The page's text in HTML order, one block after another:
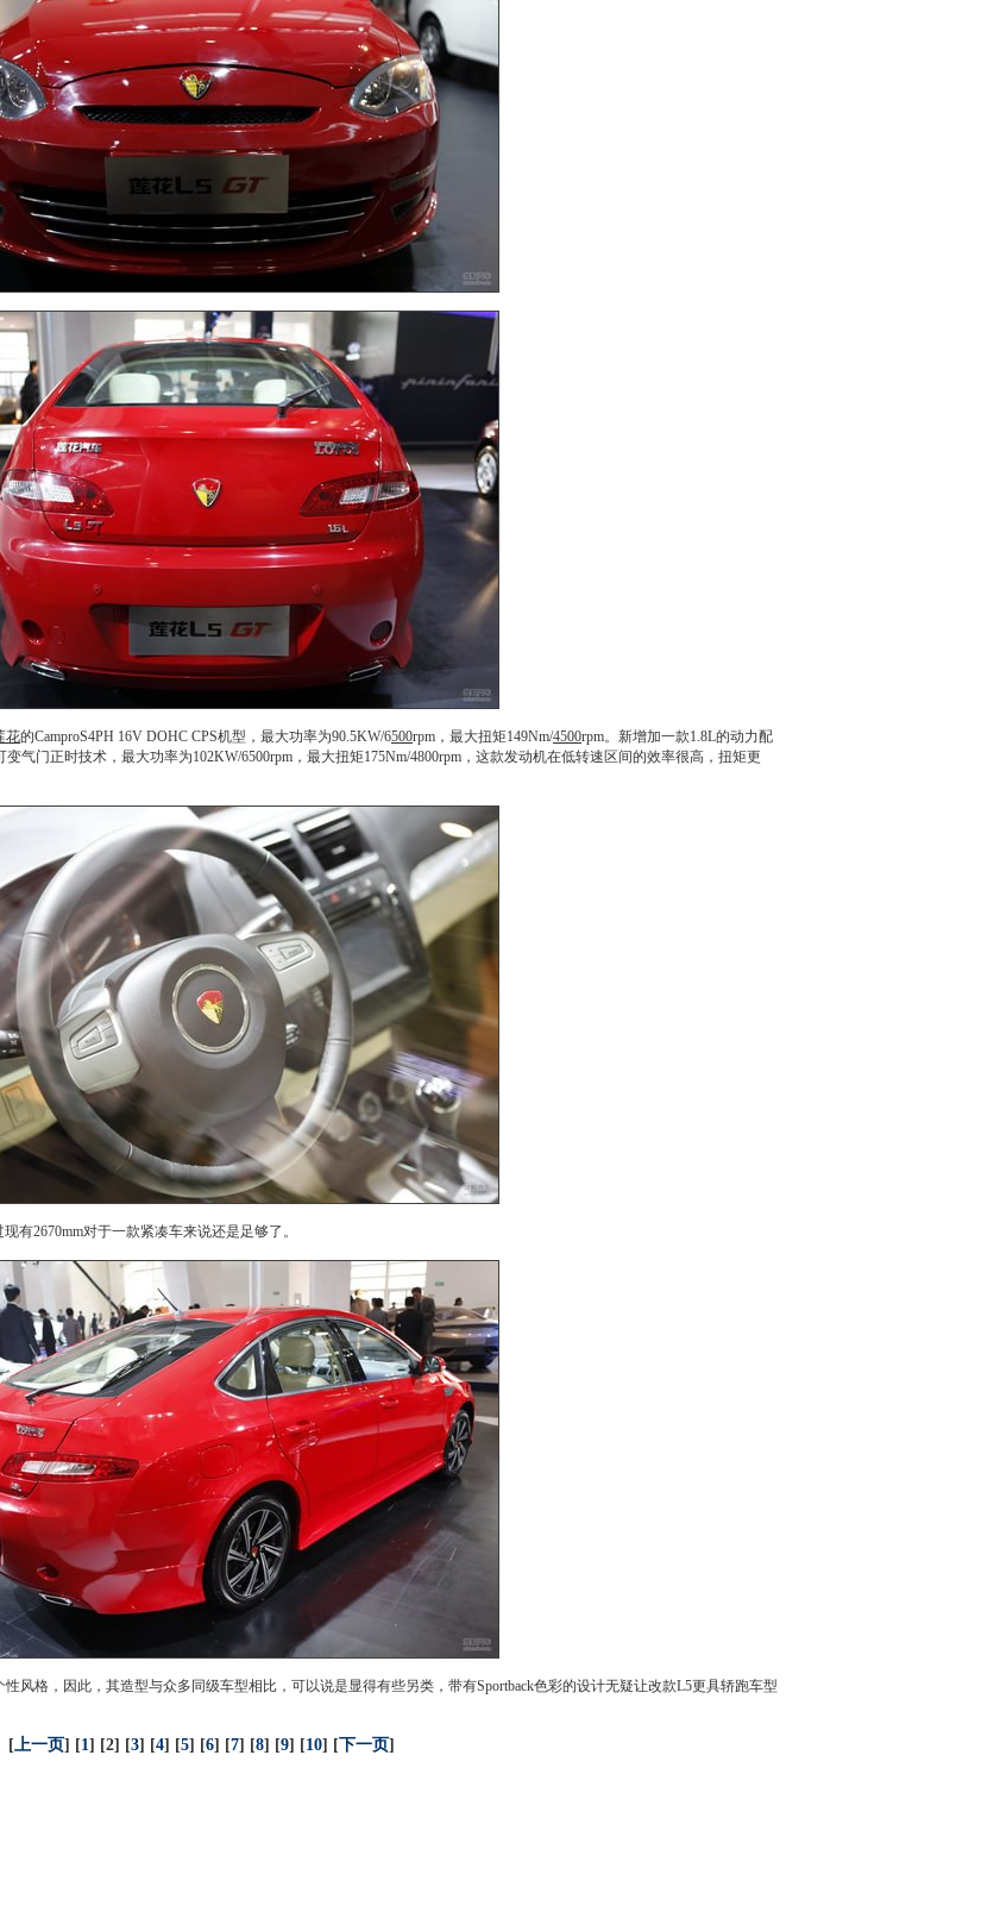
花的CamproS4PH 16V DOHC CPS机型，最大功率为90.5KW/6500rpm，最大扭矩149Nm/4500rpm。新增加一款1.8L的动力配
变气门正时技术，最大功率为102KW/6500rpm，最大扭矩175Nm/4800rpm，这款发动机在低转速区间的效率很高，扭矩更
有2670mm对于一款紧凑车来说还是足够了。
性风格，因此，其造型与众多同级车型相比，可以说是显得有些另类，带有Sportback色彩的设计无疑让改款L5更具轿跑车型
[上一页] [1] [2] [3] [4] [5] [6] [7] [8] [9] [10] [下一页]